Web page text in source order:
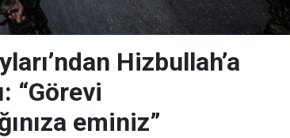
Hizbullah’a
“Görevi
eminiz”